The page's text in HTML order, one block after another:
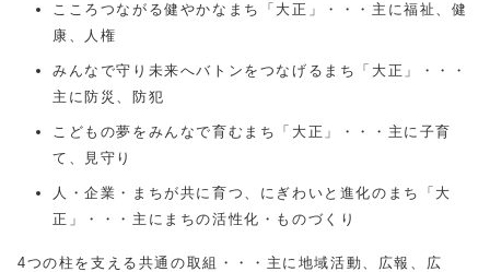
こころつながる健やかなまち「大正」・・・主に福祉、健
康、人権
みんなで守り未来へバトンをつなげるまち「大正」・・・
主に防災、防犯
こどもの夢をみんなで育むまち「大正」・・・主に子育
て、見守り
人・企業・まちが共に育つ、にぎわいと進化のまち「大
正」・・・主にまちの活性化・ものづくり
4つの柱を支える共通の取組・・・主に地域活動、広報、広